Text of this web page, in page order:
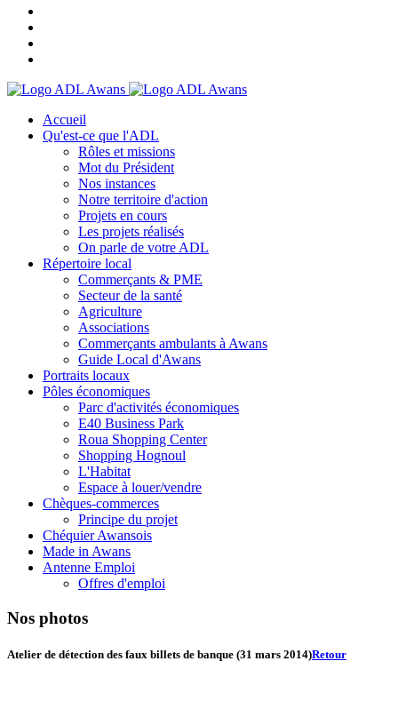
Accueil
Qu'est-ce que l'ADL
Rôles et missions
Mot du Président
Nos instances
Notre territoire d'action
Projets en cours
Les projets réalisés
On parle de votre ADL
Répertoire local
Commerçants & PME
Secteur de la santé
Agriculture
Associations
Commerçants ambulants à Awans
Guide Local d'Awans
Portraits locaux
Pôles économiques
Parc d'activités économiques
E40 Business Park
Roua Shopping Center
Shopping Hognoul
L'Habitat
Espace à louer/vendre
Chèques-commerces
Principe du projet
Chéquier Awansois
Made in Awans
Antenne Emploi
Offres d'emploi
Nos photos
Atelier de détection des faux billets de banque (31 mars 2014)Retour